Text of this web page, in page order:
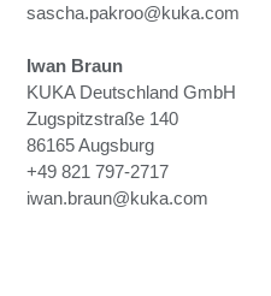
sascha.pakroo@kuka.com
Iwan Braun
KUKA Deutschland GmbH
Zugspitzstraße 140
86165 Augsburg
+49 821 797-2717
iwan.braun@kuka.com